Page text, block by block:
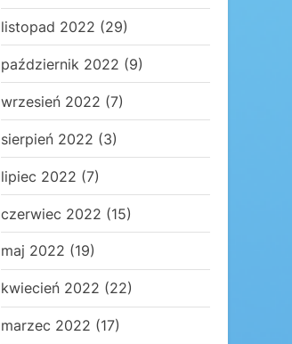
listopad 2022 (29)
październik 2022 (9)
wrzesień 2022 (7)
sierpień 2022 (3)
lipiec 2022 (7)
czerwiec 2022 (15)
maj 2022 (19)
kwiecień 2022 (22)
marzec 2022 (17)